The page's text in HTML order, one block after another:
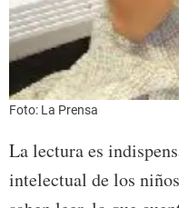
Foto: La Prensa
La lectura es
intelectual de los